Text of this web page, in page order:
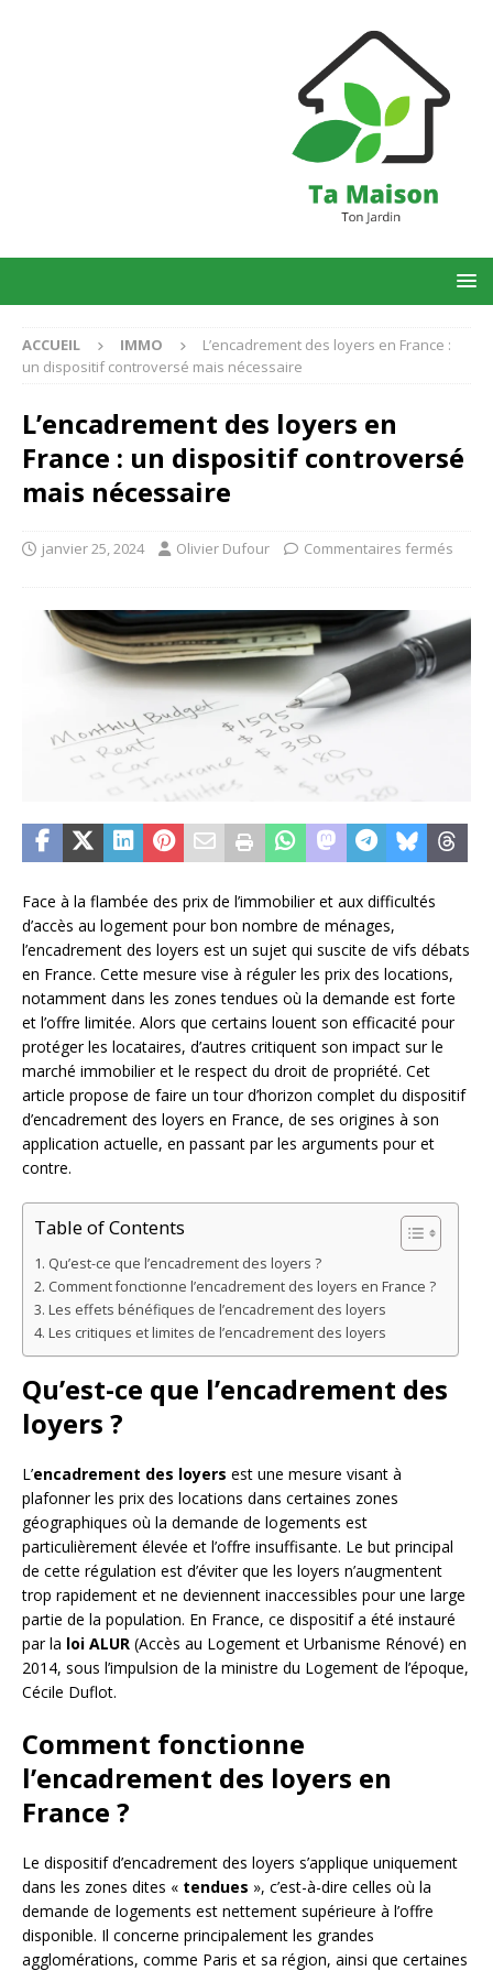
ACCUEIL IMMO
L’encadrement des loyers en France :
un dispositif controversé mais nécessaire
L’encadrement des loyers en
France : un dispositif controversé
mais nécessaire
janvier 25, 2024 Olivier Dufour Commentaires fermés
Face à la flambée des prix de l’immobilier et aux difficultés
d’accès au logement pour bon nombre de ménages,
l’encadrement des loyers est un sujet qui suscite de vifs débats
en France. Cette mesure vise à réguler les prix des locations,
notamment dans les zones tendues où la demande est forte
et l’offre limitée. Alors que certains louent son efficacité pour
protéger les locataires, d’autres critiquent son impact sur le
marché immobilier et le respect du droit de propriété. Cet
article propose de faire un tour d’horizon complet du dispositif
d’encadrement des loyers en France, de ses origines à son
application actuelle, en passant par les arguments pour et
contre.
Table of Contents
Qu’est-ce que l’encadrement des loyers ?
Comment fonctionne l’encadrement des loyers en France ?
Les effets bénéfiques de l’encadrement des loyers
Les critiques et limites de l’encadrement des loyers
Qu’est-ce que l’encadrement des
loyers ?
L’encadrement des loyers est une mesure visant à
plafonner les prix des locations dans certaines zones
géographiques où la demande de logements est
particulièrement élevée et l’offre insuffisante. Le but principal
de cette régulation est d’éviter que les loyers n’augmentent
trop rapidement et ne deviennent inaccessibles pour une large
partie de la population. En France, ce dispositif a été instauré
par la loi ALUR (Accès au Logement et Urbanisme Rénové) en
2014, sous l’impulsion de la ministre du Logement de l’époque,
Cécile Duflot.
Comment fonctionne
l’encadrement des loyers en
France ?
Le dispositif d’encadrement des loyers s’applique uniquement
dans les zones dites « tendues », c’est-à-dire celles où la
demande de logements est nettement supérieure à l’offre
disponible. Il concerne principalement les grandes
agglomérations, comme Paris et sa région, ainsi que certaines